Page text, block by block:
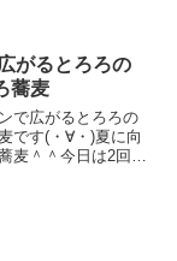
がるとろろの
蕎麦
で広がるとろろの
です(・∀・)夏に向
麦＾＾今日は2回更